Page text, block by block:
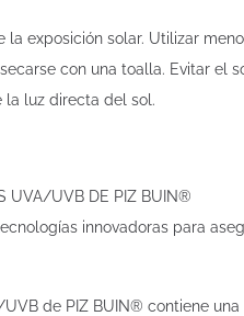
exposición solar. Utilizar
con una toalla. Evitar
la luz directa del sol.
UVA/UVB DE PIZ BUIN®
innovadoras para
de PIZ BUIN® contiene